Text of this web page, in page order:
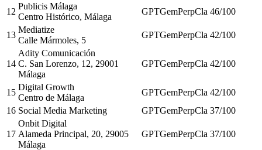
12
Publicis Málaga
Centro Histórico, Málaga
GPTGemPerpCla 46/100
13
Mediatize
Calle Mármoles, 5
GPTGemPerpCla 42/100
14
Adity Comunicación
C. San Lorenzo, 12, 29001
Málaga
GPTGemPerpCla 42/100
15
Digital Growth
Centro de Málaga
GPTGemPerpCla 42/100
16 Social Media Marketing GPTGemPerpCla 37/100
17
Onbit Digital
Alameda Principal, 20, 29005
Málaga
GPTGemPerpCla 37/100